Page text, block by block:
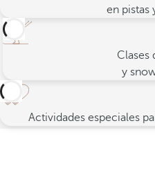
en pistas
Clases
y
Actividades especiales